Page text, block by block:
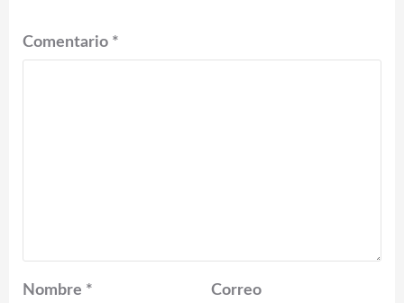
Comentario *
Nombre *
Correo